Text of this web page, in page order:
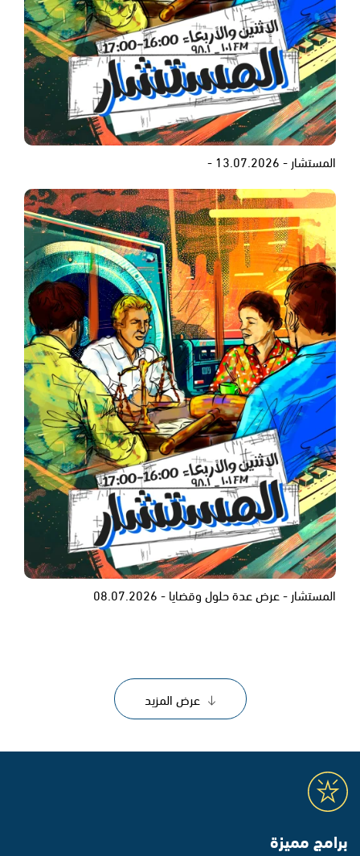
المستشار - 13.07.2026 -
المستشار - عرض عدة حلول وقضايا - 08.07.2026
عرض المزيد
برامج مميزة